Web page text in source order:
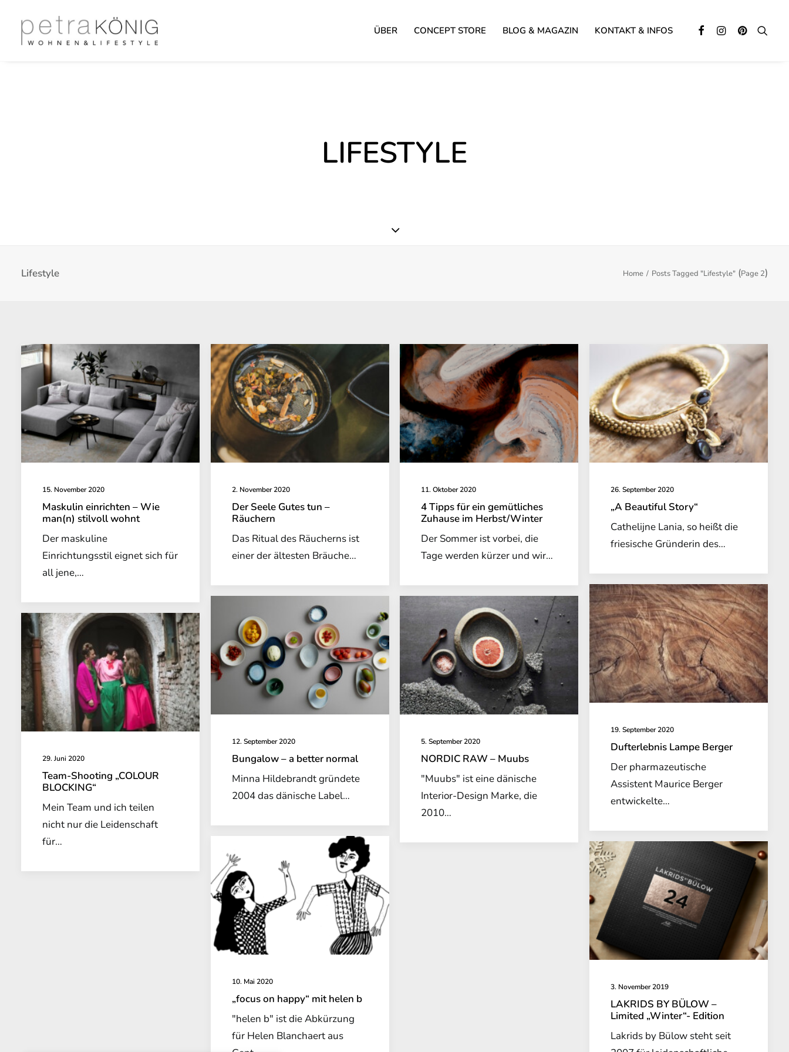
ÜBER CONCEPT STORE BLOG & MAGAZIN KONTAKT & INFOS
LIFESTYLE
Lifestyle Home Posts Tagged "Lifestyle" (Page 2)
15. November 2020
Maskulin einrichten – Wie
man(n) stilvoll wohnt
Der maskuline
Einrichtungsstil eignet sich für
all jene,…
2. November 2020
Der Seele Gutes tun –
Räuchern
Das Ritual des Räucherns ist
einer der ältesten Bräuche…
11. Oktober 2020
4 Tipps für ein gemütliches
Zuhause im Herbst/Winter
Der Sommer ist vorbei, die
Tage werden kürzer und wir…
26. September 2020
„A Beautiful Story“
Cathelijne Lania, so heißt die
friesische Gründerin des…
19. September 2020
Dufterlebnis Lampe Berger
Der pharmazeutische
Assistent Maurice Berger
entwickelte…
12. September 2020
Bungalow – a better normal
Minna Hildebrandt gründete
2004 das dänische Label…
5. September 2020
NORDIC RAW – Muubs
"Muubs" ist eine dänische
Interior-Design Marke, die
2010…
29. Juni 2020
Team-Shooting „COLOUR
BLOCKING“
Mein Team und ich teilen
nicht nur die Leidenschaft
für…
10. Mai 2020
„focus on happy“ mit helen b
"helen b" ist die Abkürzung
für Helen Blanchaert aus
3. November 2019
LAKRIDS BY BÜLOW –
Limited „Winter“- Edition
Lakrids by Bülow steht seit